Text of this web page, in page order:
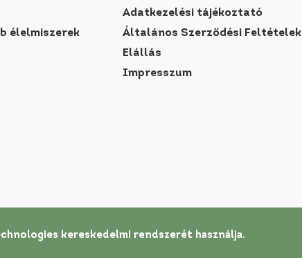
élelmiszerek
Adatkezelési tájékoztató
Általános Szerződési Feltételek
Elállás
Impresszum
kereskedelmi rendszerét használja.